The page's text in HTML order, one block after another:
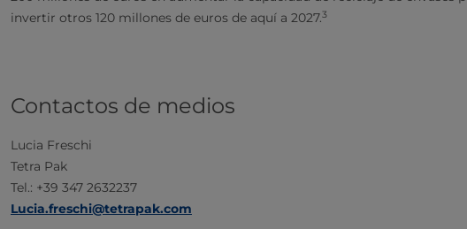
invertir otros 120 millones de euros de aquí a 2027.3
Contactos de medios
Lucia Freschi
Tetra Pak
Tel.: +39 347 2632237
Lucia.freschi@tetrapak.com